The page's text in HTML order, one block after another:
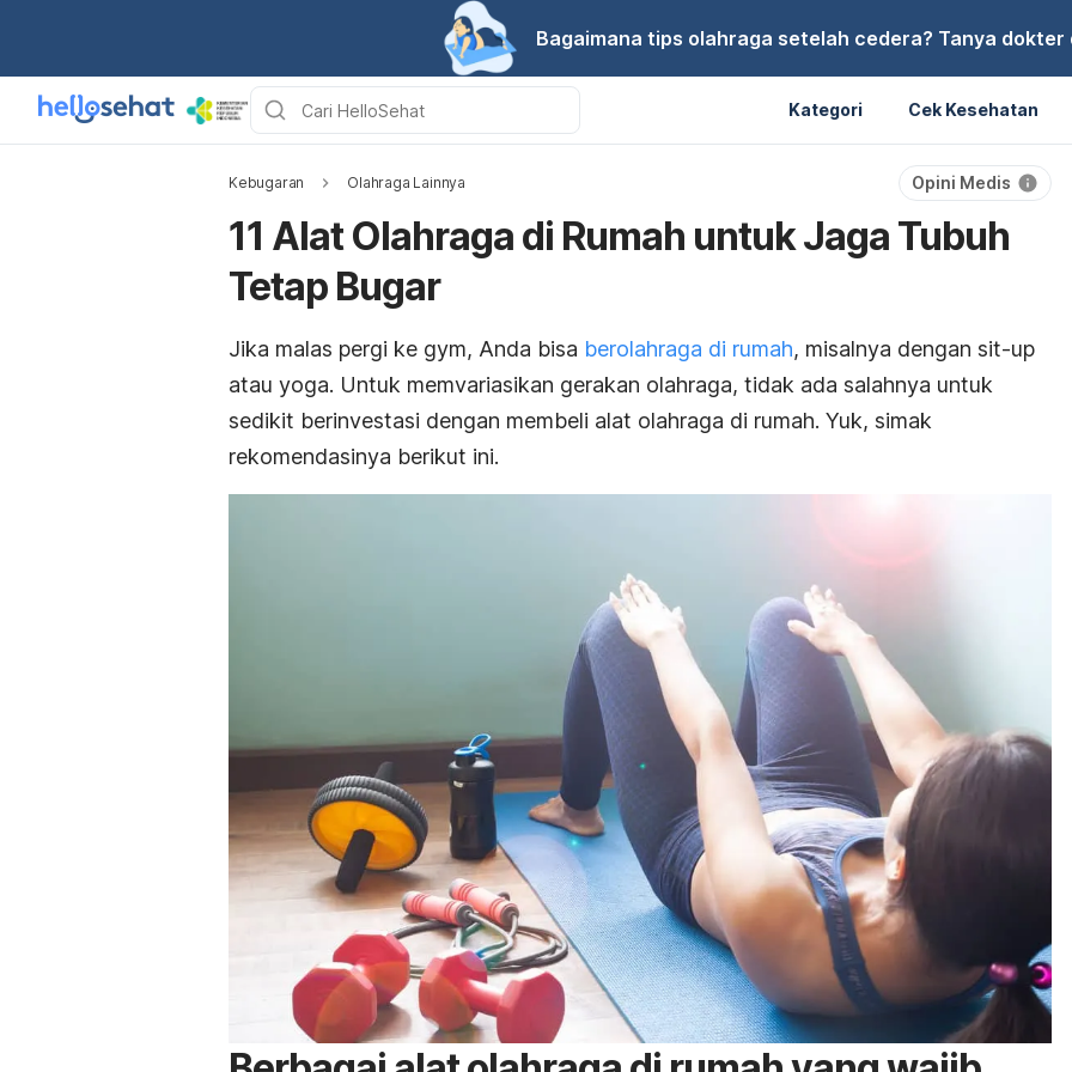
Bagaimana tips olahraga setelah cedera? Tanya dokter
Kategori Cek Kesehatan
Kebugaran Olahraga Lainnya Opini Medis
11 Alat Olahraga di Rumah untuk Jaga Tubuh
Tetap Bugar
Jika malas pergi ke gym, Anda bisa berolahraga di rumah, misalnya dengan sit-up
atau yoga. Untuk memvariasikan gerakan olahraga, tidak ada salahnya untuk
sedikit berinvestasi dengan membeli alat olahraga di rumah. Yuk, simak
rekomendasinya berikut ini.